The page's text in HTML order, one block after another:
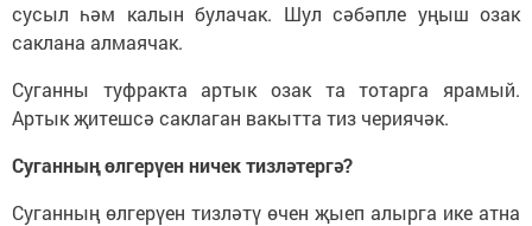
сусыл һәм калын булачак. Шул сәбәпле уңыш озак
саклана алмаячак.
Суганны туфракта артык озак та тотарга ярамый.
Артык җитешсә саклаган вакытта тиз чериячәк.
Суганның өлгерүен ничек тизләтергә?
Суганның өлгерүен тизләтү өчен җыеп алырга ике атна